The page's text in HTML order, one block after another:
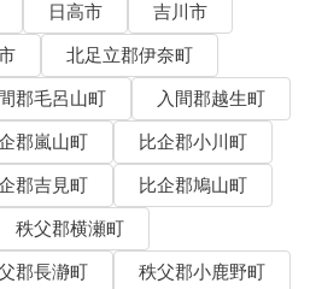
日高市
吉川市
北足立郡伊奈町
郡毛呂山町
入間郡越生町
郡嵐山町
比企郡小川町
郡吉見町
比企郡鳩山町
秩父郡横瀬町
郡長瀞町
秩父郡小鹿野町